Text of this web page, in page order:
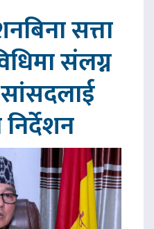
सत्ता
संलग्न
निर्देशन